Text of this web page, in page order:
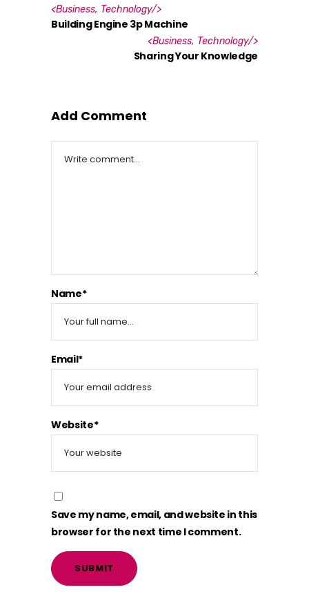
<Business, Technology/>
Building Engine 3p Machine
<Business, Technology/>
Sharing Your Knowledge
Add Comment
Name*
Email*
Website*
Save my name, email, and website in this
browser for the next time I comment.